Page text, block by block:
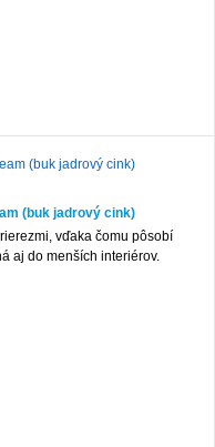
(buk jadrový cink)
vďaka čomu pôsobí
aj do menších interiérov.